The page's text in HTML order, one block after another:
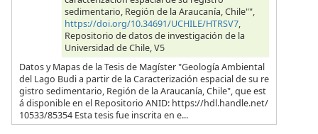
sedimentario, Región de la Araucanía, Chile"",
https://doi.org/10.34691/UCHILE/HTRSV7,
Repositorio de datos de investigación de la
Universidad de Chile, V5
Datos y Mapas de la Tesis de Magíster "Geología Ambiental
del Lago Budi a partir de la Caracterización espacial de su re
gistro sedimentario, Región de la Araucanía, Chile", que est
á disponible en el Repositorio ANID: https://hdl.handle.net/
10533/85354 Esta tesis fue inscrita en e...